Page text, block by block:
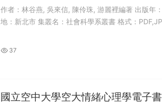
作者：林谷燕, 吳來信, 陳伶珠, 游麗裡編著 出版年：2016 出版社：國立空中大學 出版
37
國立空中大學空大情緒心理學電子書